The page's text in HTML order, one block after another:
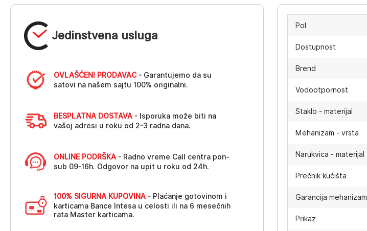
Jedinstvena usluga
OVLAŠĆENI PRODAVAC- Garantujemo da su
satovi na našem sajtu 100% originalni.
BESPLATNA DOSTAVA - Isporuka može biti na
vašoj adresi u roku od 2-3 radna dana.
ONLINE PODRŠKA - Radno vreme Call centra pon-
sub 09-16h. Odgovor na upit u roku od 24h.
100% SIGURNA KUPOVINA - Plaćanje gotovinom i
karticama Bance Intesa u celosti ili na 6 mesečnih
rata Master karticama.
Pol
Dostupnost
Brend
Vodootpornost
Staklo - materijal
Mehanizam - vrsta
Narukvica - materijal
Prečnik kućišta
Garancija mehanizam
Prikaz